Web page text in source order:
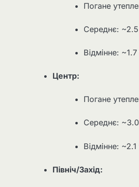
Погане
Середнє:
Відмінне:
Центр:
Погане
Середнє:
Відмінне:
Північ/Захід: